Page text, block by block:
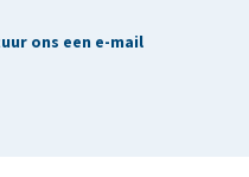
ons een e-mail